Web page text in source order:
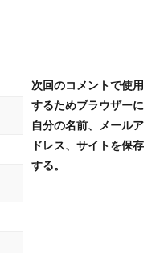
次回のコメントで使用
するためブラウザーに
自分の名前、メールア
ドレス、サイトを保存
する。